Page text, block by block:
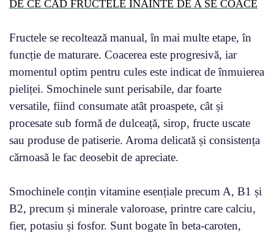
DE CE CAD FRUCTELE ÎNAINTE DE A SE COACE
Fructele se recoltează manual, în mai multe etape, în
funcție de maturare. Coacerea este progresivă, iar
momentul optim pentru cules este indicat de înmuierea
pieliței. Smochinele sunt perisabile, dar foarte
versatile, fiind consumate atât proaspete, cât și
procesate sub formă de dulceață, sirop, fructe uscate
sau produse de patiserie. Aroma delicată și consistența
cărnoasă le fac deosebit de apreciate.
Smochinele conțin vitamine esențiale precum A, B1 și
B2, precum și minerale valoroase, printre care calciu,
fier, potasiu și fosfor. Sunt bogate în beta-caroten,